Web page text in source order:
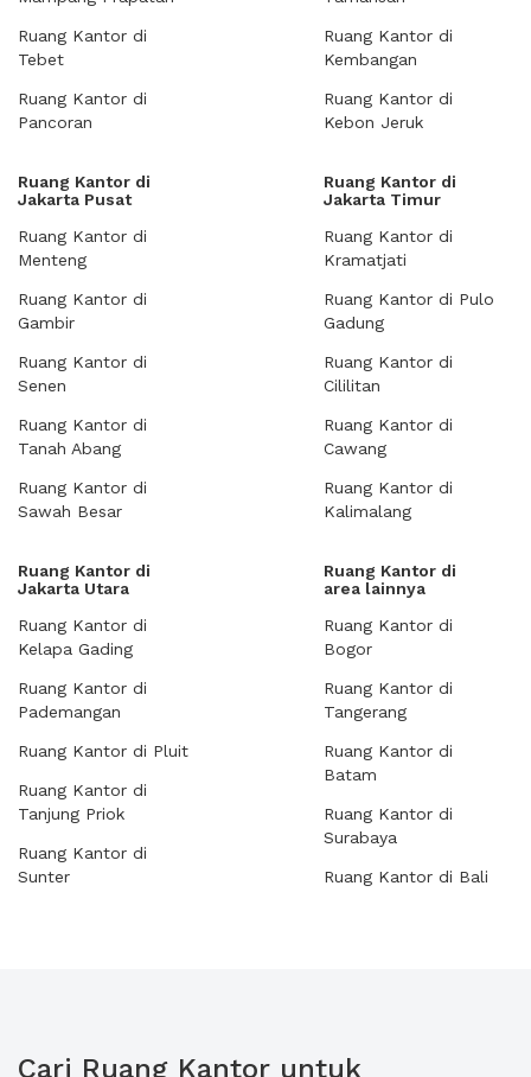
Ruang Kantor di
Tebet
Ruang Kantor di
Pancoran
Ruang Kantor di
Kembangan
Ruang Kantor di
Kebon Jeruk
Ruang Kantor di
Jakarta Pusat
Ruang Kantor di
Menteng
Ruang Kantor di
Gambir
Ruang Kantor di
Senen
Ruang Kantor di
Tanah Abang
Ruang Kantor di
Sawah Besar
Ruang Kantor di
Jakarta Timur
Ruang Kantor di
Kramatjati
Ruang Kantor di Pulo
Gadung
Ruang Kantor di
Cililitan
Ruang Kantor di
Cawang
Ruang Kantor di
Kalimalang
Ruang Kantor di
Jakarta Utara
Ruang Kantor di
Kelapa Gading
Ruang Kantor di
Pademangan
Ruang Kantor di Pluit
Ruang Kantor di
Tanjung Priok
Ruang Kantor di
Sunter
Ruang Kantor di
area lainnya
Ruang Kantor di
Bogor
Ruang Kantor di
Tangerang
Ruang Kantor di
Batam
Ruang Kantor di
Surabaya
Ruang Kantor di Bali
Cari Ruang Kantor untuk